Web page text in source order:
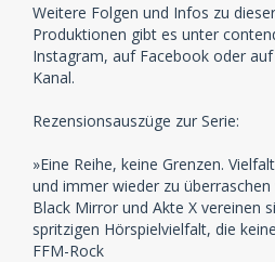
Weitere Folgen und Infos zu
Produktionen gibt es unter
Instagram, auf Facebook oder
Kanal.
Rezensionsauszüge zur Serie:
»Eine Reihe, keine Grenzen.
und immer wieder zu
Black Mirror und Akte X vereinen
spritzigen Hörspielvielfalt, die
FFM-Rock